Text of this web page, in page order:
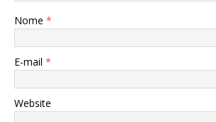
Nome *
E-mail *
Website